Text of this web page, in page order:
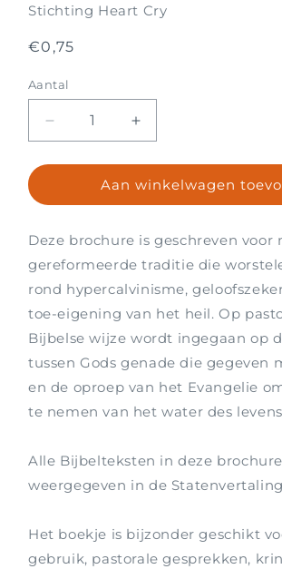
Stichting Heart Cry
Normale
€0,75
Aantal
Aantal
Aantal
verlagen
voor
moet
gegeven
worden!
Aantal
verhogen
voor
Het
moet
gegeven
worden!
Aan winkelwagen
Deze brochure is geschreven voor
gereformeerde traditie die
rond hypercalvinisme,
toe-eigening van het heil. Op
Bijbelse wijze wordt ingegaan op
tussen Gods genade die gegeven
en de oproep van het Evangelie
te nemen van het water des
Alle Bijbelteksten in deze
weergegeven in de
Het boekje is bijzonder geschikt
gebruik, pastorale gesprekken,